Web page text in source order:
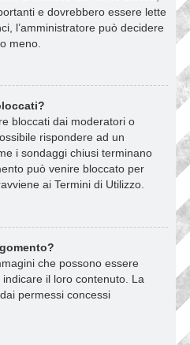
e dovrebbero essere lette
l’amministratore può decidere
meno.
bloccati dai moderatori o
rispondere ad un
i sondaggi chiusi terminano
può venire bloccato per
ai Termini di Utilizzo.
che possono essere
il loro contenuto. La
permessi concessi